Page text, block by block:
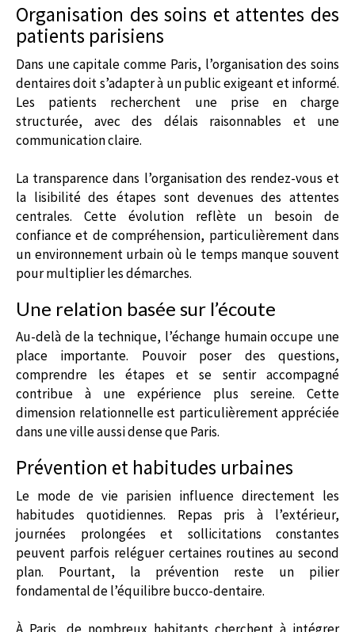
Organisation des soins et attentes des
patients parisiens
Dans une capitale comme Paris, l’organisation des soins
dentaires doit s’adapter à un public exigeant et informé.
Les patients recherchent une prise en charge
structurée, avec des délais raisonnables et une
communication claire.
La transparence dans l’organisation des rendez-vous et
la lisibilité des étapes sont devenues des attentes
centrales. Cette évolution reflète un besoin de
confiance et de compréhension, particulièrement dans
un environnement urbain où le temps manque souvent
pour multiplier les démarches.
Une relation basée sur l’écoute
Au-delà de la technique, l’échange humain occupe une
place importante. Pouvoir poser des questions,
comprendre les étapes et se sentir accompagné
contribue à une expérience plus sereine. Cette
dimension relationnelle est particulièrement appréciée
dans une ville aussi dense que Paris.
Prévention et habitudes urbaines
Le mode de vie parisien influence directement les
habitudes quotidiennes. Repas pris à l’extérieur,
journées prolongées et sollicitations constantes
peuvent parfois reléguer certaines routines au second
plan. Pourtant, la prévention reste un pilier
fondamental de l’équilibre bucco-dentaire.